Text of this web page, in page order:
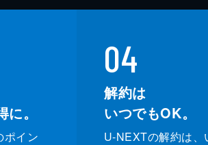
。
ポイン
04
解約は
いつでもOK。
U-NEXTの解約は、